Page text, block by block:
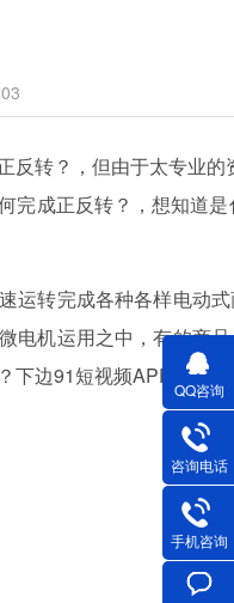
反转？，但由于太专业
完成正反转？，想知道
运转完成各种各样电动
电机运用之中，有的商
下边91短视频APP下载
QQ咨询
咨询电话
手机咨询